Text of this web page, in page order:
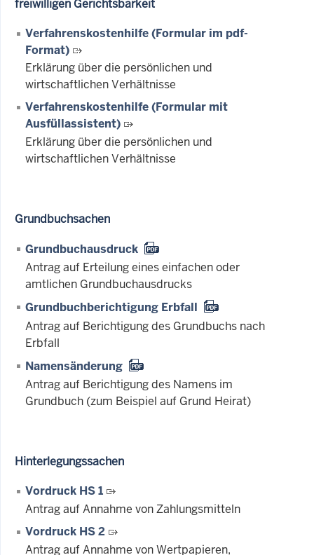
freiwilligen Gerichtsbarkeit
Verfahrenskostenhilfe (Formular im pdf-
Format)
Erklärung über die persönlichen und
wirtschaftlichen Verhältnisse
Verfahrenskostenhilfe (Formular mit
Ausfüllassistent)
Erklärung über die persönlichen und
wirtschaftlichen Verhältnisse
Grundbuchsachen
Grundbuchausdruck
Antrag auf Erteilung eines einfachen oder
amtlichen Grundbuchausdrucks
Grundbuchberichtigung Erbfall
Antrag auf Berichtigung des Grundbuchs nach
Erbfall
Namensänderung
Antrag auf Berichtigung des Namens im
Grundbuch (zum Beispiel auf Grund Heirat)
Hinterlegungssachen
Vordruck HS 1
Antrag auf Annahme von Zahlungsmitteln
Vordruck HS 2
Antrag auf Annahme von Wertpapieren,